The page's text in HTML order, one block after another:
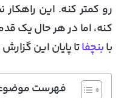
رو کمتر کنه. این
کنه، اما در هر حال یک
بابنچفاتا پایان این
فهرست